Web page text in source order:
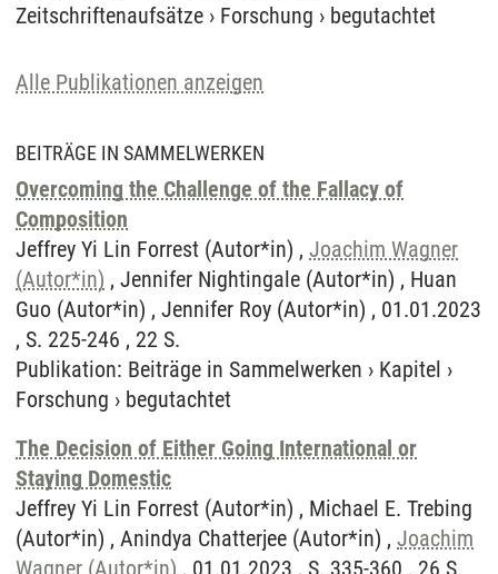
Zeitschriftenaufsätze › Forschung › begutachtet
Alle Publikationen anzeigen
BEITRÄGE IN SAMMELWERKEN
Overcoming the Challenge of the Fallacy of
Composition
Jeffrey Yi Lin Forrest (Autor*in) , Joachim Wagner
(Autor*in) , Jennifer Nightingale (Autor*in) , Huan
Guo (Autor*in) , Jennifer Roy (Autor*in) , 01.01.2023
, S. 225-246 , 22 S.
Publikation: Beiträge in Sammelwerken › Kapitel ›
Forschung › begutachtet
The Decision of Either Going International or
Staying Domestic
Jeffrey Yi Lin Forrest (Autor*in) , Michael E. Trebing
(Autor*in) , Anindya Chatterjee (Autor*in) , Joachim
Wagner (Autor*in) , 01.01.2023 , S. 335-360 , 26 S.